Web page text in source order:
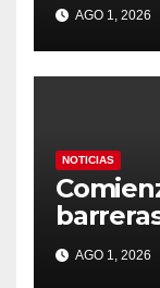
idea de
«Vimos
fácil»
AGO 1, 2026
NOTICIAS
habrían
AGO 1, 2026